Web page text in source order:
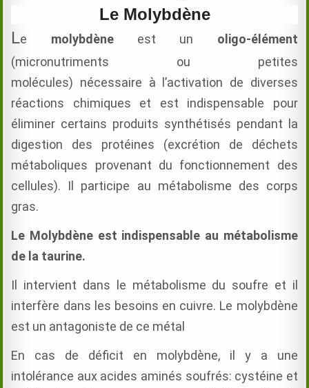
Le Molybdène
Le molybdène est un oligo-élément
(micronutriments ou petites
molécules) nécessaire à l’activation de diverses
réactions chimiques et est indispensable pour
éliminer certains produits synthétisés pendant la
digestion des protéines (excrétion de déchets
métaboliques provenant du fonctionnement des
cellules). Il participe au métabolisme des corps
gras.
Le Molybdène est indispensable au métabolisme
de la taurine.
Il intervient dans le métabolisme du soufre et il
interfère dans les besoins en cuivre. Le molybdène
est un antagoniste de ce métal
En cas de déficit en molybdène, il y a une
intolérance aux acides aminés soufrés: cystéine et